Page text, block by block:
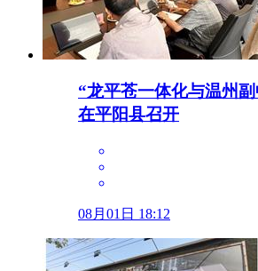
“龙平苍一体化与温州
在平阳县召开
08月01日 18:12